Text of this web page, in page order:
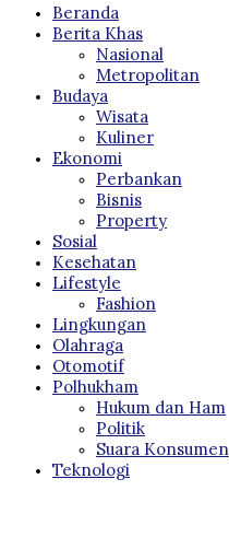
Beranda
Berita Khas
Nasional
Metropolitan
Budaya
Wisata
Kuliner
Ekonomi
Perbankan
Bisnis
Property
Sosial
Kesehatan
Lifestyle
Fashion
Lingkungan
Olahraga
Otomotif
Polhukham
Hukum dan Ham
Politik
Suara Konsumen
Teknologi